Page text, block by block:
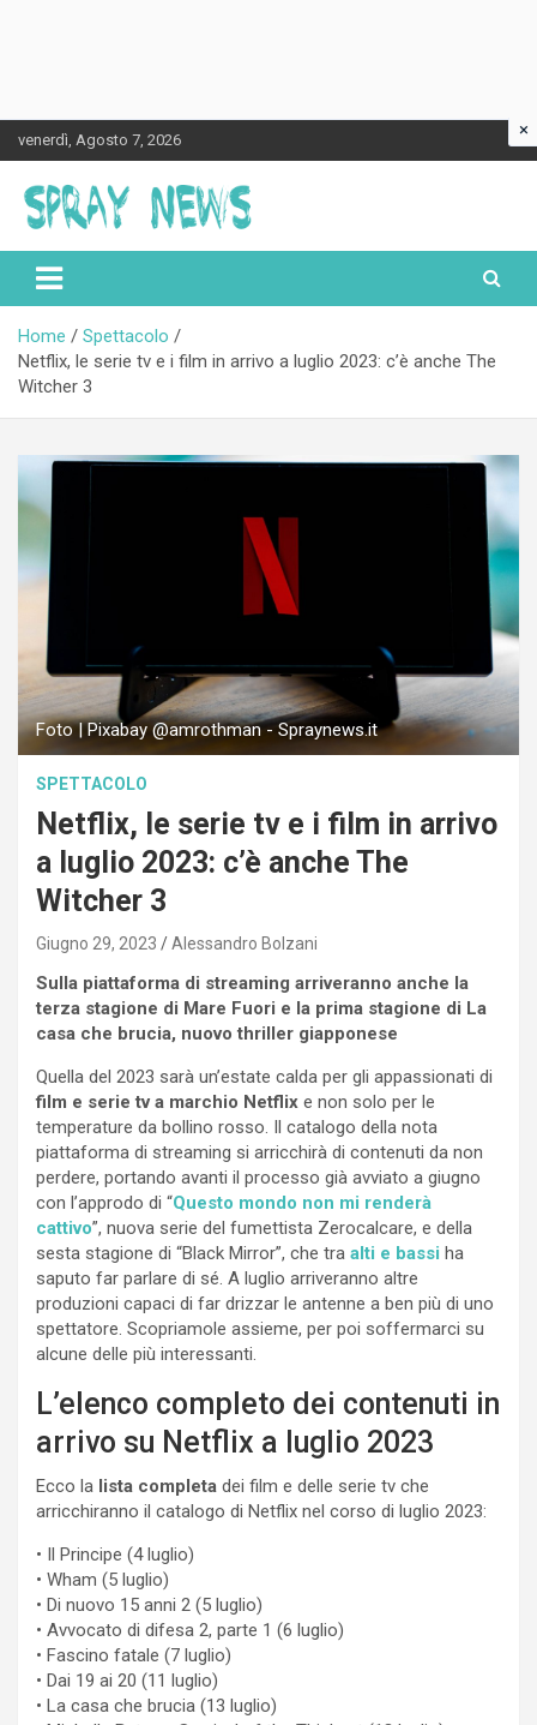
to
content
venerdì, Agosto 7, 2026
Spraynews.it
Home
Spettacolo
Netflix, le serie tv e i film in arrivo a luglio 2023: c’è anche The
Witcher 3
Foto | Pixabay @amrothman - Spraynews.it
SPETTACOLO
Netflix, le serie tv e i film in arrivo
a luglio 2023: c’è anche The
Witcher 3
Giugno 29, 2023 Alessandro Bolzani
Sulla piattaforma di streaming arriveranno anche la
terza stagione di Mare Fuori e la prima stagione di La
casa che brucia, nuovo thriller giapponese
Quella del 2023 sarà un’estate calda per gli appassionati di
film e serie tv a marchio Netflix e non solo per le
temperature da bollino rosso. Il catalogo della nota
piattaforma di streaming si arricchirà di contenuti da non
perdere, portando avanti il processo già avviato a giugno
con l’approdo di “Questo mondo non mi renderà
cattivo”, nuova serie del fumettista Zerocalcare, e della
sesta stagione di “Black Mirror”, che tra alti e bassi ha
saputo far parlare di sé. A luglio arriveranno altre
produzioni capaci di far drizzar le antenne a ben più di uno
spettatore. Scopriamole assieme, per poi soffermarci su
alcune delle più interessanti.
L’elenco completo dei contenuti in
arrivo su Netflix a luglio 2023
Ecco la lista completa dei film e delle serie tv che
arricchiranno il catalogo di Netflix nel corso di luglio 2023:
• Il Principe (4 luglio)
• Wham (5 luglio)
• Di nuovo 15 anni 2 (5 luglio)
• Avvocato di difesa 2, parte 1 (6 luglio)
• Fascino fatale (7 luglio)
• Dai 19 ai 20 (11 luglio)
• La casa che brucia (13 luglio)
×